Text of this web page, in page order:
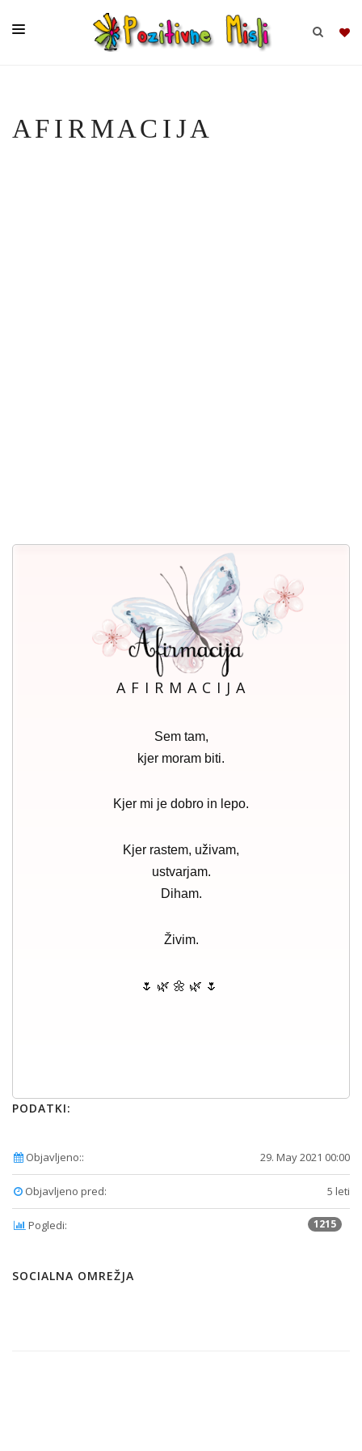
A F I R M A C I J A
A F I R M A C I J A
Sem tam,
kjer moram biti.
Kjer mi je dobro in lepo.
Kjer rastem, uživam,
ustvarjam.
Diham.
Živim.
🌷 🌿 🌼 🌿 🌷
PODATKI:
Objavljeno:: 29. May 2021 00:00
Objavljeno pred: 5 leti
Pogledi: 1215
SOCIALNA OMREŽJA